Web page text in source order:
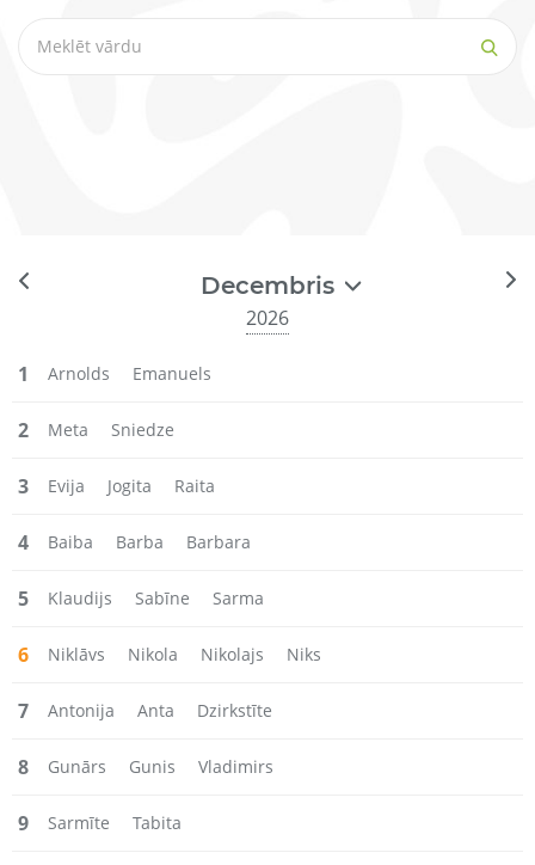
Decembris
2026
1 Arnolds Emanuels
2 Meta Sniedze
3 Evija Jogita Raita
4 Baiba Barba Barbara
5 Klaudijs Sabīne Sarma
6 Niklāvs Nikola Nikolajs Niks
7 Antonija Anta Dzirkstīte
8 Gunārs Gunis Vladimirs
9 Sarmīte Tabita